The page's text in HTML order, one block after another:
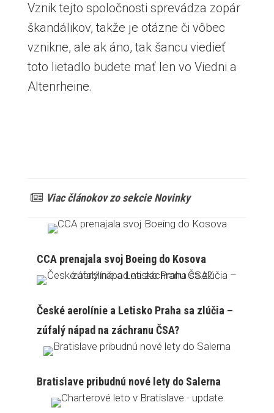
Vznik tejto spoločnosti sprevádza zopár
škandálikov, takže je otázne či vôbec
vznikne, ale ak áno, tak šancu viedieť
toto lietadlo budete mať len vo Viedni a
Altenrheine.
Viac článokov zo sekcie Novinky
CCA prenajala svoj Boeing do Kosova
České aerolínie a Letisko Praha sa zlúčia –
zúfalý nápad na záchranu ČSA?
Bratislave pribudnú nové lety do Salerna